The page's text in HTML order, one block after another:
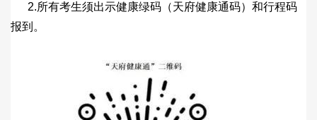
2.所有考生须出示健康绿码（天府健康通码）和行程码
报到。